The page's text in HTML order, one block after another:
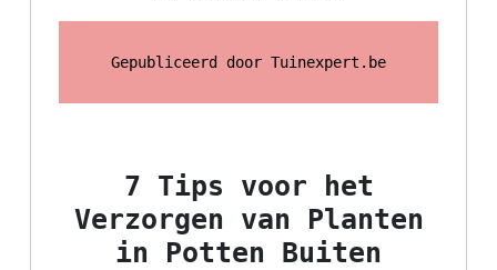
Gepubliceerd door Tuinexpert.be
7 Tips voor het
Verzorgen van Planten
in Potten Buiten